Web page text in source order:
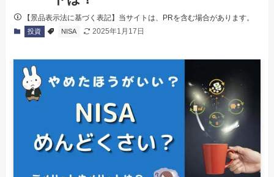
【景品表示法に基づく表記】当サイトは、PRを含む場合があります。
投資 NISA 2025年1月17日